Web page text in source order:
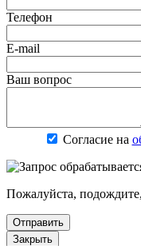
Телефон
E-mail
Ваш вопрос
Согласие на
Пожалуйста,
Отправить
Закрыть